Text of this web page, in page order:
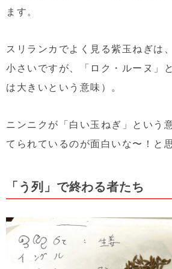
ます。
スリランカでよく見る紫玉ねぎは
小さいですが、「ロク・ルーヌ」
は大きいという意味）。
ニンニクが「白い玉ねぎ」という
てられているのが面白いな〜！と
「う列」で終わる者たち